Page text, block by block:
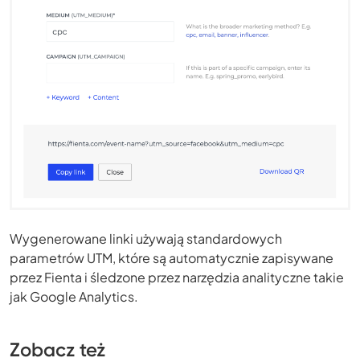
Wygenerowane linki używają standardowych
parametrów UTM, które są automatycznie zapisywane
przez Fienta i śledzone przez narzędzia analityczne takie
jak Google Analytics.
Zobacz też